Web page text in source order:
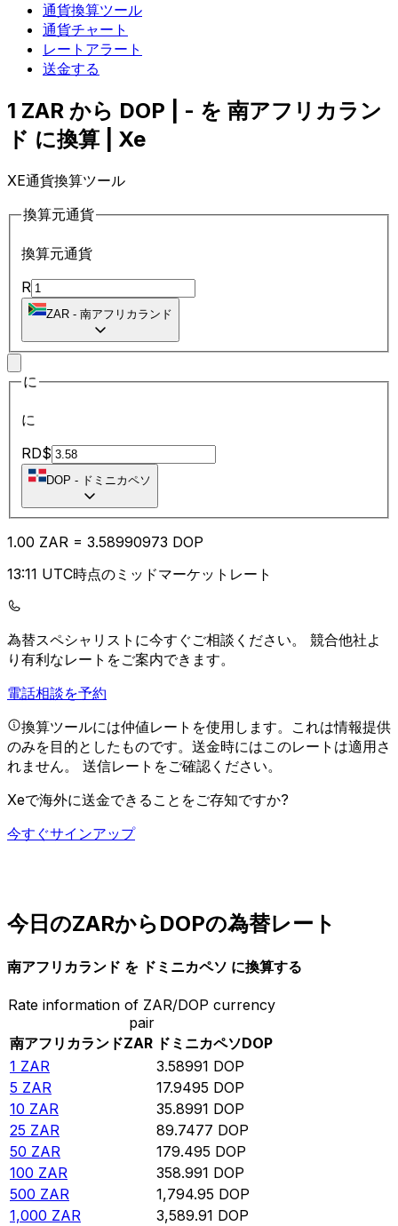
通貨換算ツール
通貨チャート
レートアラート
送金する
1 ZAR から DOP | - を 南アフリカラン
ド に換算 | Xe
XE通貨換算ツール
換算元通貨
換算元通貨
R
ZAR - 南アフリカランド
に
に
RD$
DOP - ドミニカペソ
1.00 ZAR = 3.58990973 DOP
13:11 UTC時点のミッドマーケットレート
為替スペシャリストに今すぐご相談ください。 競合他社よ
り有利なレートをご案内できます。
電話相談を予約
換算ツールには仲値レートを使用します。これは情報提供
のみを目的としたものです。送金時にはこのレートは適用さ
れません。 送信レートをご確認ください。
Xeで海外に送金できることをご存知ですか?
今すぐサインアップ
今日のZARからDOPの為替レート
南アフリカランド を ドミニカペソ に換算する
Rate information of ZAR/DOP currency
pair
南アフリカランドZAR ドミニカペソDOP
1 ZAR 3.58991 DOP
5 ZAR 17.9495 DOP
10 ZAR 35.8991 DOP
25 ZAR 89.7477 DOP
50 ZAR 179.495 DOP
100 ZAR 358.991 DOP
500 ZAR 1,794.95 DOP
1,000 ZAR 3,589.91 DOP